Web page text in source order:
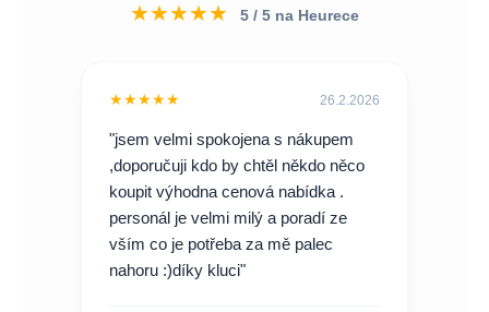
★★★★★ 5 / 5 na Heurece
★★★★★ 26.2.2026
"jsem velmi spokojena s nákupem
,doporučuji kdo by chtěl někdo něco
koupit výhodna cenová nabídka .
personál je velmi milý a poradí ze
vším co je potřeba za mě palec
nahoru :)díky kluci"